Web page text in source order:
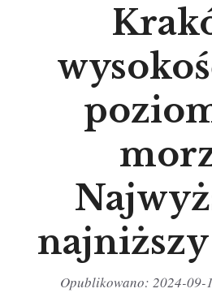
2024-09-